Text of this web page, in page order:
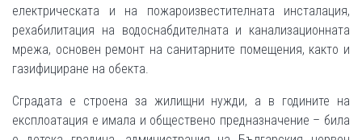
електрическата и на пожароизвестителната инсталация,
рехабилитация на водоснабдителната и канализационната
мрежа, основен ремонт на санитарните помещения, както и
газифициране на обекта.
Сградата е строена за жилищни нужди, а в годините на
експлоатация е имала и обществено предназначение – била